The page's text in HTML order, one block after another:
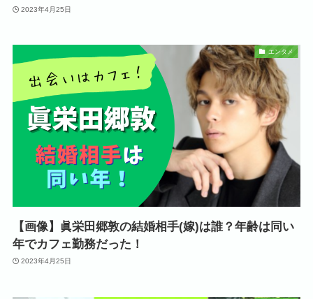
2023年4月25日
エンタメ
【画像】眞栄田郷敦の結婚相手(嫁)は誰？年齢は同い
年でカフェ勤務だった！
2023年4月25日